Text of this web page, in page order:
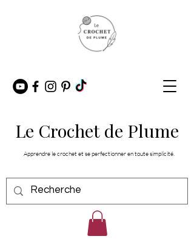
Le Crochet de Plume
Apprendre le crochet et se perfectionner en toute simplicité.